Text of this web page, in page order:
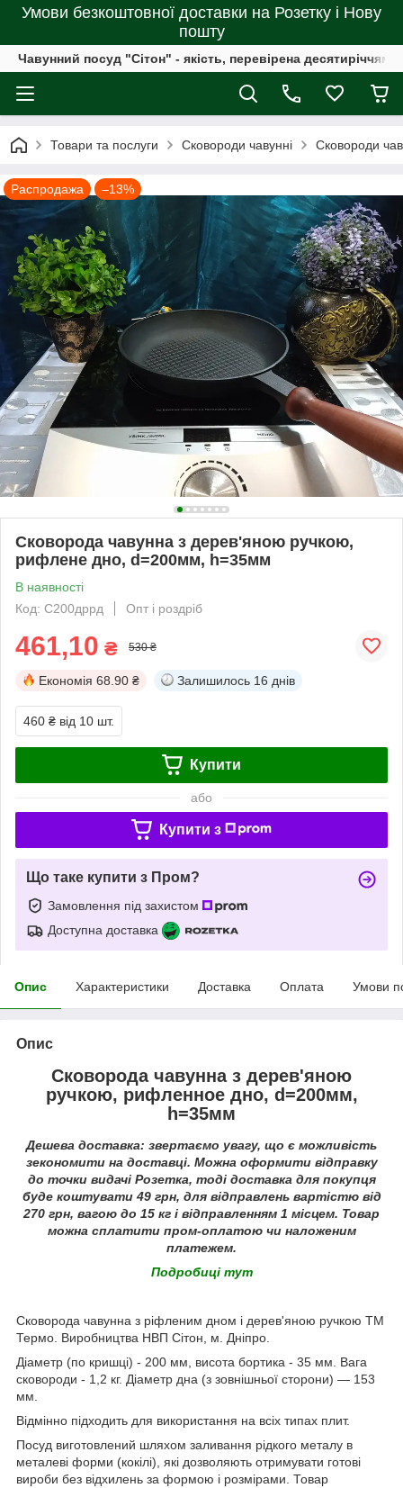
Умови безкоштовної доставки на Розетку і Нову
пошту
Чавунний посуд "Сітон" - якість, перевірена десятиріччями
Товари та послуги Сковороди чавунні Сковороди
Распродажа –13%
Сковорода чавунна з дерев'яною ручкою,
рифлене дно, d=200мм, h=35мм
В наявності
Код: С200дррд
Опт і роздріб
461,10 ₴ 530 ₴
Економія 68.90 ₴ Залишилось 16 днів
460 ₴ від 10 шт.
Купити
або
Купити з
Що таке купити з Пром?
Замовлення під захистом
Доступна доставка
Опис Характеристики Доставка Оплата Умови
Опис
Сковорода чавунна з дерев'яною
ручкою, рифленное дно, d=200мм,
h=35мм
Дешева доставка: звертаємо увагу, що є можливість
зекономити на доставці. Можна оформити відправку
до точки видачі Розетка, тоді доставка для покупця
буде коштувати 49 грн, для відправлень вартістю від
270 грн, вагою до 15 кг і відправленням 1 місцем. Товар
можна сплатити пром-оплатою чи наложеним
платежем.
Подробиці тут
Сковорода чавунна з ріфленим дном і дерев'яною ручкою ТМ
Термо. Виробництва НВП Сітон, м. Дніпро.
Діаметр (по кришці) - 200 мм, висота бортика - 35 мм. Вага
сковороди - 1,2 кг. Діаметр дна (з зовнішньої сторони) ― 153
мм.
Відмінно підходить для використання на всіх типах плит.
Посуд виготовлений шляхом заливання рідкого металу в
металеві форми (кокілі), які дозволяють отримувати готові
вироби без відхилень за формою і розмірами. Товар